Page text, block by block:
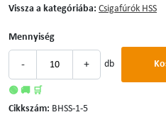
Vissza a kategóriába: Csigafúrók HSS
Mennyiség
- + db
🟢 🚚 🛒
Cikkszám: BHSS-1-5